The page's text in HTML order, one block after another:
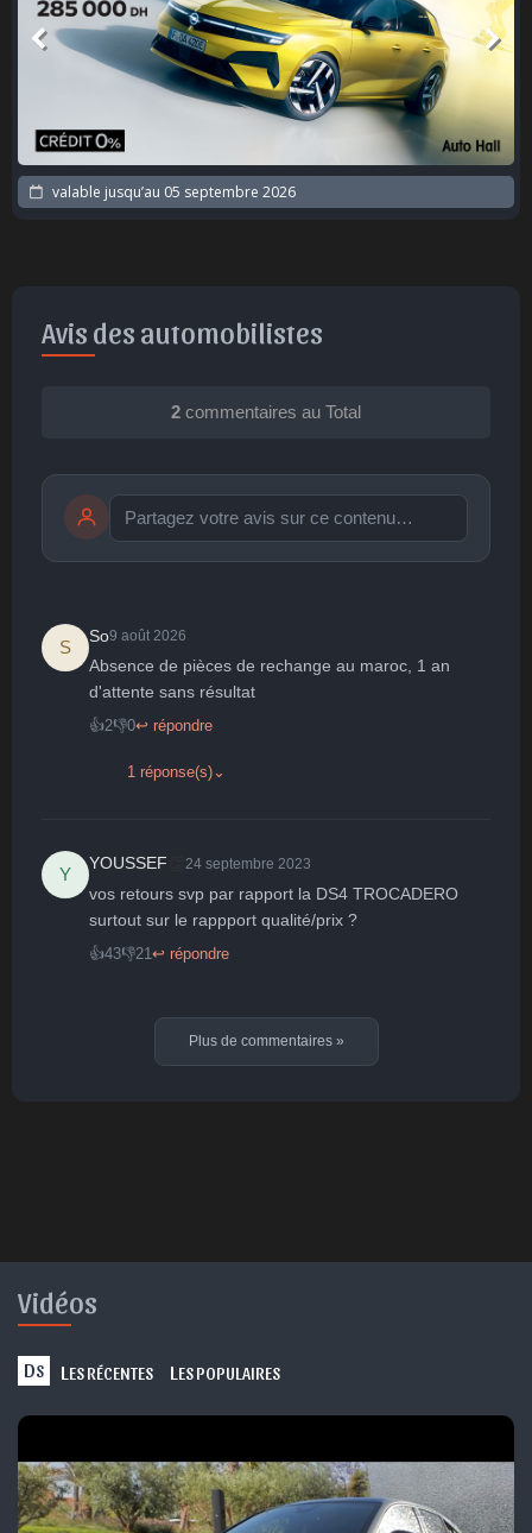
valable jusqu’au 05 septembre 2026
Avis des automobilistes
2 commentaires au Total
🤩 👏
Surpris Déçu
publication immédiate Publier
S
So9 août 2026
Absence de pièces de rechange au maroc, 1 an
d'attente sans résultat
👍2👎0↩ répondre
1 réponse(s) ⌄
Y
YOUSSEF 24 septembre 2023
vos retours svp par rapport la DS4 TROCADERO
surtout sur le rappport qualité/prix ?
👍43👎21↩ répondre
Plus de commentaires »
Vidéos
DS L ES RÉCENTES L ES POPULAIRES